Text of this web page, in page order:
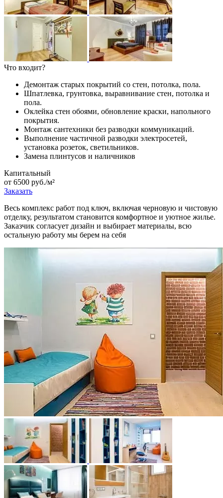
Что входит?
Демонтаж старых покрытий со стен, потолка, пола.
Шпатлевка, грунтовка, выравнивание стен, потолка и
пола.
Оклейка стен обоями, обновление краски, напольного
покрытия.
Монтаж сантехники без разводки коммуникаций.
Выполнение частичной разводки электросетей,
установка розеток, светильников.
Замена плинтусов и наличников
Капитальный
от 6500 руб./м²
Заказать
Весь комплекс работ под ключ, включая черновую и чистовую
отделку, результатом становится комфортное и уютное жилье.
Заказчик согласует дизайн и выбирает материалы, всю
остальную работу мы берем на себя